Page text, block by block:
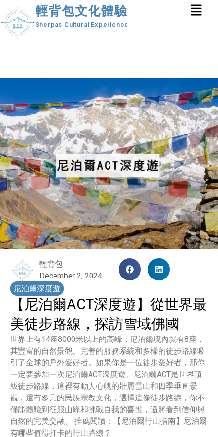
輕背包文化體驗
Sherpas Cultural Experience
輕背包
December 2, 2024
尼泊爾深度遊
【尼泊爾ACT深度遊】從世界最
美徒步路線，探訪雪域佛國
世界上有14座8000米以上的高峰，尼泊爾境內就有8座，
其豐富的自然景觀、完善的服務系統和多樣的徒步路線吸
引了全球的戶外愛好者。如果你是一位徒步愛好者，那你
一定要參加一次尼泊爾ACT深度遊。尼泊爾ACT是世界頂
級徒步路線，這裡有動人心魄的壯麗雪山和四季垂直景
觀，還有多元的民族宗教文化，選擇這條徒步路線，你不
僅能體驗到征服山峰和挑戰自我的喜悅，還將看到信仰與
自然的完美交融。 推薦閱讀：【尼泊爾行山指南】尼泊爾
有哪些值得打卡的行山路線？